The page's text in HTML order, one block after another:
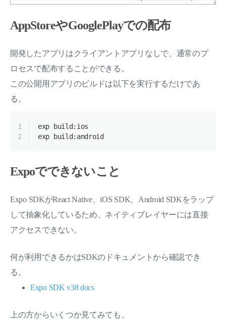
AppStoreやGooglePlayでの配布
開発したアプリはクライアントアプリなしで、通常のプ
ロセスで配布することができる。
この公開用アプリのビルドは以下を実行するだけであ
る。
1
2
exp build:ios
exp build:android
Expoでできないこと
Expo SDKがReact Native、iOS SDK、Android SDKをラップ
して抽象化しているため、ネイティブレイヤーには直接
アクセスできない。
何が利用できるかはSDKのドキュメントから確認でき
る。
Expo SDK v38 docs
上の方からいくつか見てみても、